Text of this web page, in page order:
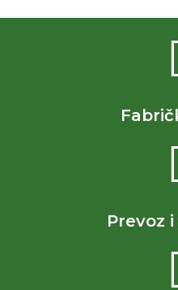
Prevoz